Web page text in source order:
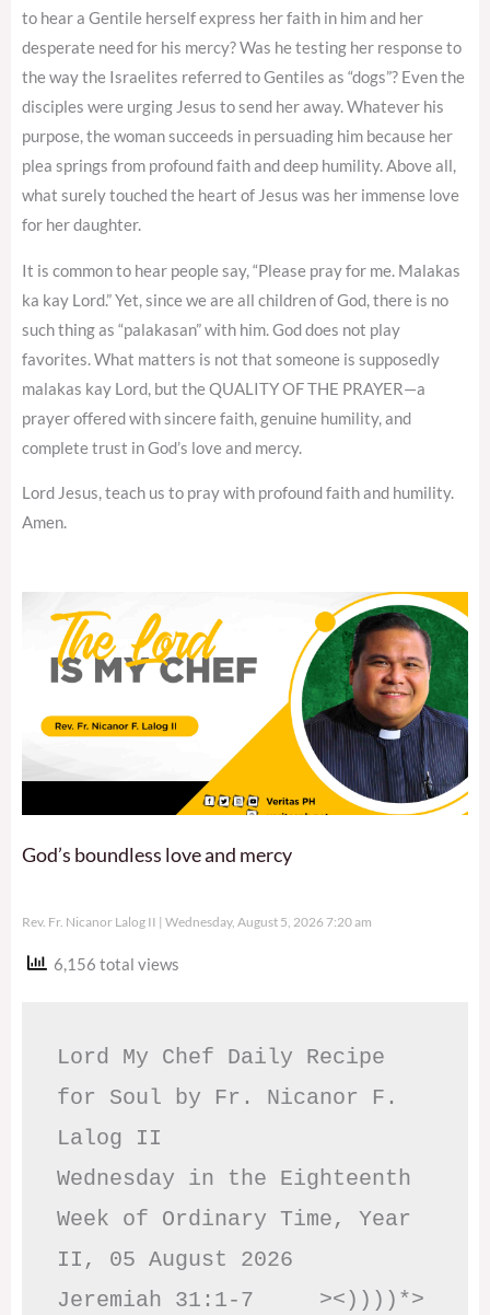
to hear a Gentile herself express her faith in him and her
desperate need for his mercy? Was he testing her response to
the way the Israelites referred to Gentiles as “dogs”? Even the
disciples were urging Jesus to send her away. Whatever his
purpose, the woman succeeds in persuading him because her
plea springs from profound faith and deep humility. Above all,
what surely touched the heart of Jesus was her immense love
for her daughter.
It is common to hear people say, “Please pray for me. Malakas
ka kay Lord.” Yet, since we are all children of God, there is no
such thing as “palakasan” with him. God does not play
favorites. What matters is not that someone is supposedly
malakas kay Lord, but the QUALITY OF THE PRAYER—a
prayer offered with sincere faith, genuine humility, and
complete trust in God’s love and mercy.
Lord Jesus, teach us to pray with profound faith and humility.
Amen.
God’s boundless love and mercy
Rev. Fr. Nicanor Lalog II Wednesday, August 5, 2026 7:20 am
6,156 total views
Lord My Chef Daily Recipe
for Soul by Fr. Nicanor F.
Lalog II
Wednesday in the Eighteenth
Week of Ordinary Time, Year
II, 05 August 2026
Jeremiah 31:1-7     ><))))*>